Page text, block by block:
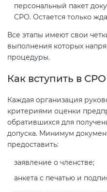
персональный пакет
СРО. Остается только
Все этапы имеют свои
выполнения которых
процедуры.
Как вступить в СРО
Каждая организация
критериями оценки
обратившихся для
допуска. Минимум
предоставить:
заявление о членстве;
анкета с печатью и